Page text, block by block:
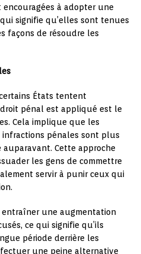
à adopter une
signifie qu’elles sont tenues
façons de résoudre les
États tentent
pénal est appliqué est le
Cela implique que les
infractions pénales sont plus
auparavant. Cette approche
les gens de commettre
servir à punir ceux qui
entraîner une augmentation
ce qui signifie qu’ils
période derrière les
une peine alternative